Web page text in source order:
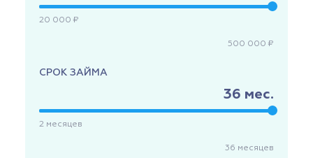
20 000 ₽
500 000 ₽
СРОК ЗАЙМА
36 мес.
2 месяцев
36 месяцев